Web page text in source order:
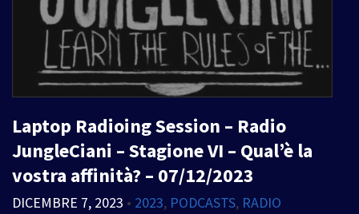
Laptop Radioing Session – Radio
JungleCiani – Stagione VI – Qual’è la
vostra affinità? – 07/12/2023
DICEMBRE 7, 2023 • 2023, PODCASTS, RADIO